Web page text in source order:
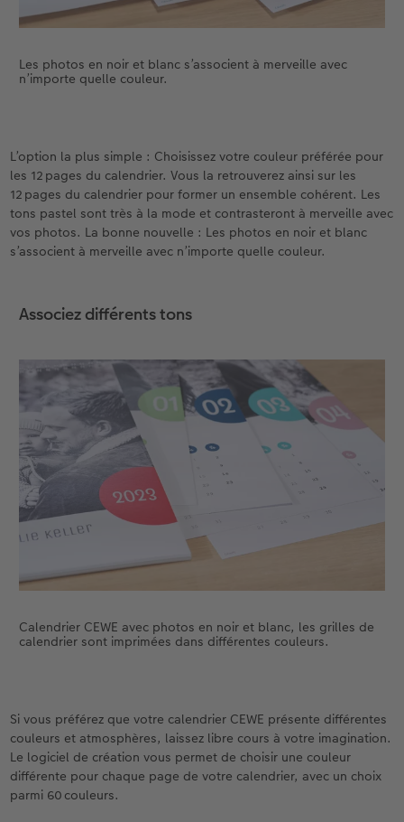
Les photos en noir et blanc s’associent à merveille avec
n’importe quelle couleur.
L’option la plus simple : Choisissez votre couleur préférée pour
les 12 pages du calendrier. Vous la retrouverez ainsi sur les
12 pages du calendrier pour former un ensemble cohérent. Les
tons pastel sont très à la mode et contrasteront à merveille avec
vos photos. La bonne nouvelle : Les photos en noir et blanc
s’associent à merveille avec n’importe quelle couleur.
Associez différents tons
Calendrier CEWE avec photos en noir et blanc, les grilles de
calendrier sont imprimées dans différentes couleurs.
Si vous préférez que votre calendrier CEWE présente différentes
couleurs et atmosphères, laissez libre cours à votre imagination.
Le logiciel de création vous permet de choisir une couleur
différente pour chaque page de votre calendrier, avec un choix
parmi 60 couleurs.